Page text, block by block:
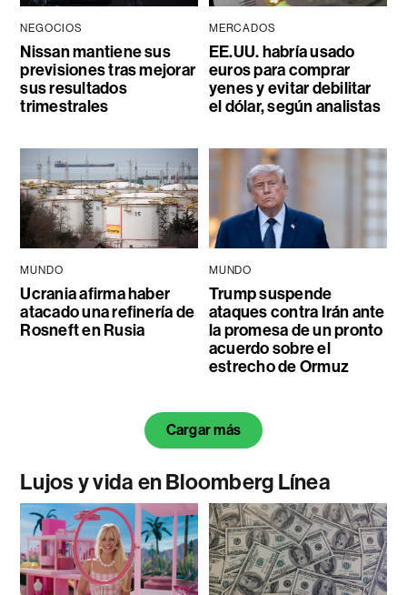
NEGOCIOS
Nissan mantiene sus
previsiones tras mejorar
sus resultados
trimestrales
MERCADOS
EE.UU. habría usado
euros para comprar
yenes y evitar debilitar
el dólar, según analistas
MUNDO
Ucrania afirma haber
atacado una refinería de
Rosneft en Rusia
MUNDO
Trump suspende
ataques contra Irán ante
la promesa de un pronto
acuerdo sobre el
estrecho de Ormuz
Cargar más
Lujos y vida en Bloomberg Línea